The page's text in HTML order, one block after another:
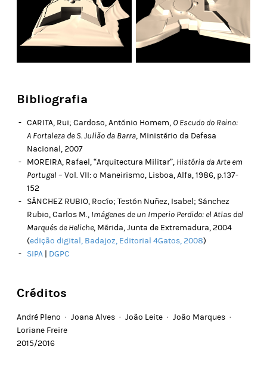
Bibliografia
CARITA, Rui; Cardoso, António Homem, O Escudo do Reino:
A Fortaleza de S. Julião da Barra, Ministério da Defesa
Nacional, 2007
MOREIRA, Rafael, “Arquitectura Militar”, História da Arte em
Portugal – Vol. VII: o Maneirismo, Lisboa, Alfa, 1986, p.137-
152
SÁNCHEZ RUBIO, Rocío; Testón Nuñez, Isabel; Sánchez
Rubio, Carlos M.,Imágenes de un Imperio Perdido: el Atlas del
Marqués de Heliche, Mérida, Junta de Extremadura, 2004
(edição digital, Badajoz, Editorial 4Gatos, 2008)
SIPA| DGPC
Créditos
André Pleno · Joana Alves · João Leite · João Marques ·
Loriane Freire
2015/2016